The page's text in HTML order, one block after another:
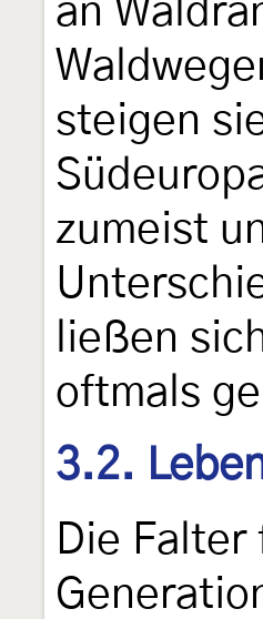
an
steigen
zumeist
ließen
oftmals
3.2.
Die